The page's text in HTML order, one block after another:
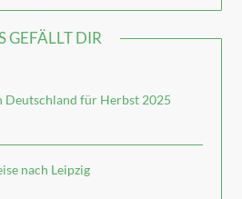
GEFÄLLT DIR
Deutschland für Herbst 2025
nach Leipzig